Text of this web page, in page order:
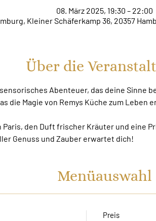
08. März 2025, 19:30 – 22:00
Kleiner Schäferkamp 36, 20357
Über die
Abenteuer, das deine Sinne
die Magie von Remys Küche zum Leben
Paris, den Duft frischer Kräuter und eine
Genuss und Zauber erwartet dich!
Menüauswahl
Preis